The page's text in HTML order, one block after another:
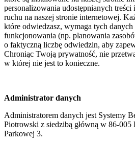
personalizowania udostępnianych
ruchu na naszej stronie internetowej.
które odwiedzasz, wymaga tych
funkcjonowania (np. planowania
o faktyczną liczbę odwiedzin, aby
Chroniąc Twoją prywatność, nie
w której nie jest to konieczne.
Administrator danych
Administratorem danych jest Systemy
Piotrowski z siedzibą główną w 86-005
Parkowej 3.